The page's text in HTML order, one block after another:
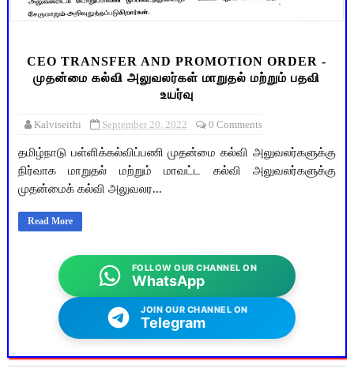
CEO TRANSFER AND PROMOTION ORDER -
முதன்மை கல்வி அலுவலர்கள் மாறுதல் மற்றும் பதவி
உயர்வு
Kalviseithi September 20, 2022 0 Comments
தமிழ்நாடு பள்ளிக்கல்விப்பணி முதன்மை கல்வி அலுவலர்களுக்கு
நிர்வாக மாறுதல் மற்றும் மாவட்ட கல்வி அலுவலர்களுக்கு
முதன்மைக் கல்வி அலுவலர...
Read More
FOLLOW OUR CHANNEL ON
WhatsApp
JOIN OUR CHANNEL ON
Telegram